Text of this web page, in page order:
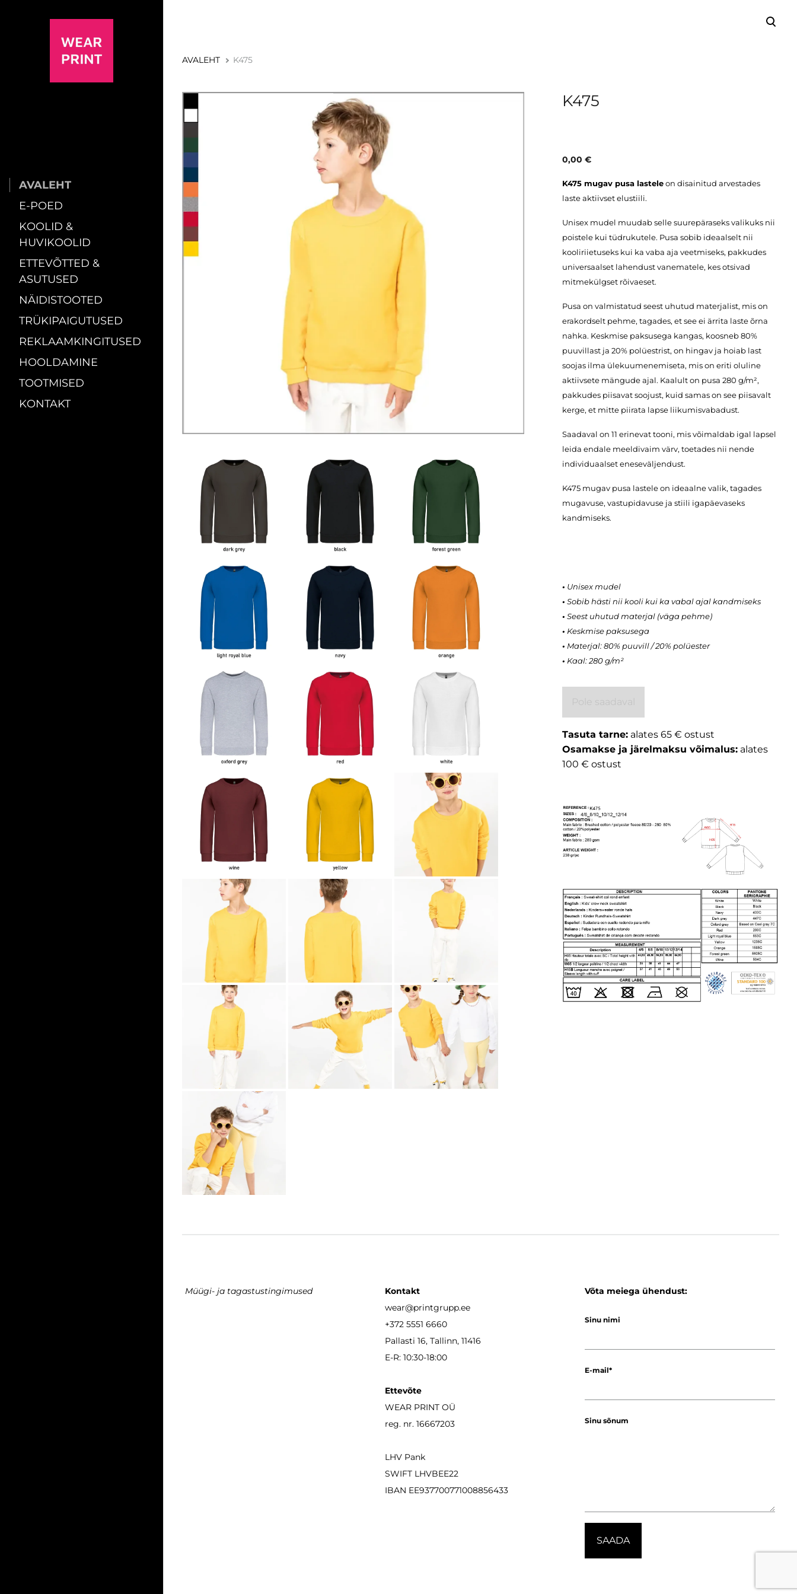
AVALEHT
E-POED
KOOLID &
HUVIKOOLID
ETTEVÕTTED &
ASUTUSED
NÄIDISTOOTED
TRÜKIPAIGUTUSED
REKLAAMKINGITUSED
HOOLDAMINE
TOOTMISED
KONTAKT
AVALEHT K475
K475
0,00 €
K475 mugav pusa lasteleon disainitud arvestades
laste aktiivset elustiili.
Unisex mudel muudab selle suurepäraseks valikuks nii
poistele kui tüdrukutele. Pusa sobib ideaalselt nii
kooliriietuseks kui ka vaba aja veetmiseks, pakkudes
universaalset lahendust vanematele, kes otsivad
mitmekülgset rõivaeset.
Pusa on valmistatud seest uhutud materjalist, mis on
erakordselt pehme, tagades, et see ei ärrita laste õrna
nahka. Keskmise paksusega kangas, koosneb 80%
puuvillast ja 20% polüestrist, on hingav ja hoiab last
soojas ilma ülekuumenemiseta, mis on eriti oluline
aktiivsete mängude ajal. Kaalult on pusa 280 g/m²,
pakkudes piisavat soojust, kuid samas on see piisavalt
kerge, et mitte piirata lapse liikumisvabadust.
Saadaval on 11 erinevat tooni, mis võimaldab igal lapsel
leida endale meeldivaim värv, toetades nii nende
individuaalset eneseväljendust.
K475 mugav pusa lastele on ideaalne valik, tagades
mugavuse, vastupidavuse ja stiili igapäevaseks
kandmiseks.
• Unisex mudel
• Sobib hästi nii kooli kui ka vabal ajal kandmiseks
• Seest uhutud materjal (väga pehme)
• Keskmise paksusega
• Materjal: 80% puuvill / 20% polüester
• Kaal: 280 g/m²
Tasuta tarne: alates 65 € ostust
Osamakse ja järelmaksu võimalus: alates
100 € ostust
Müügi- ja tagastustingimused
Kontakt
wear@printgrupp.ee
+372 5551 6660
Pallasti 16, Tallinn, 11416
E-R: 10:30-18:00
Ettevõte
WEAR PRINT OÜ
reg. nr. 16667203
LHV Pank
SWIFT LHVBEE22
IBAN EE937700771008856433
Võta meiega ühendust:
Sinu nimi
E-mail
Sinu sõnum